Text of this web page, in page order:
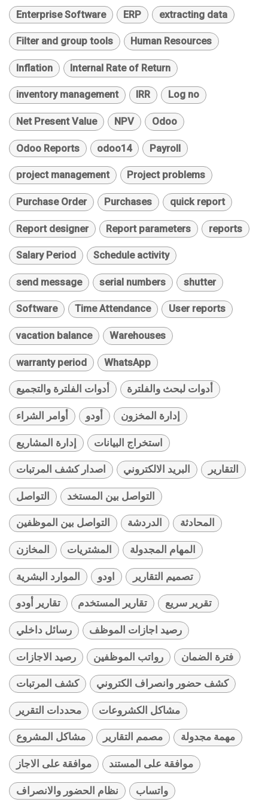
Enterprise Software ERP extracting data
Filter and group tools Human Resources
Inflation Internal Rate of Return
inventory management IRR Log no
Net Present Value NPV Odoo
Odoo Reports odoo14 Payroll
project management Project problems
Purchase Order Purchases quick report
Report designer Report parameters reports
Salary Period Schedule activity
send message serial numbers shutter
Software Time Attendance User reports
vacation balance Warehouses
warranty period WhatsApp
أدوات الفلترة والتجميع أدوات لبحث والفلترة
أوامر الشراء أودو إدارة المخزون
إدارة المشاريع استخراج البيانات
اصدار كشف المرتبات البريد الالكتروني التقارير
التواصل التواصل بين المستخد
التواصل بين الموظفين الدردشة المحادثة
المخازن المشتريات المهام المجدولة
الموارد البشرية اودو تصميم التقارير
تقارير أودو تقارير المستخدم تقرير سريع
رسائل داخلي رصيد اجازات الموظف
رصيد الاجازات رواتب الموظفين فترة الضمان
كشف المرتبات كشف حضور وانصراف الكتروني
محددات التقرير مشاكل الكشروعات
مشاكل المشروع مصمم التقارير مهمة مجدولة
موافقة على الاجاز موافقة على المستند
نظام الحضور والانصراف واتساب